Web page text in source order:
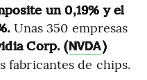
un 0,19% y el
Unas 350 empresas
Corp. (NVDA)
fabricantes de chips.